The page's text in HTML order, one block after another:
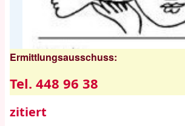
Ermittlungsausschuss:
Tel. 448 96 38
zitiert